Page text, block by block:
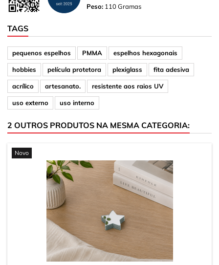
Peso: 110 Gramas
TAGS
pequenos espelhos PMMA espelhos hexagonais
hobbies película protetora plexiglass fita adesiva
acrílico artesanato. resistente aos raios UV
uso externo uso interno
2 OUTROS PRODUTOS NA MESMA CATEGORIA:
Novo